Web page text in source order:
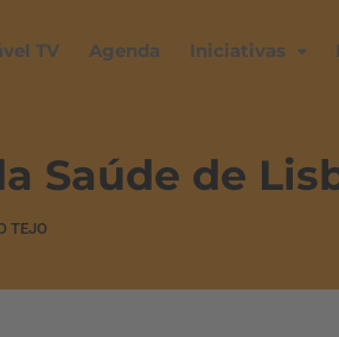
TV Agenda Iniciativas
Saúde de
TEJO